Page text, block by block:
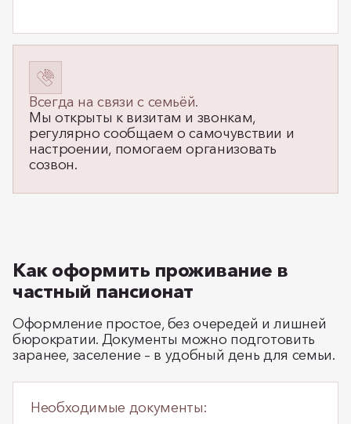
Всегда на связи с семьёй.
Мы открыты к визитам и звонкам,
регулярно сообщаем о самочувствии и
настроении, помогаем организовать
созвон.
Как оформить проживание в
частный пансионат
Оформление простое, без очередей и лишней
бюрократии. Документы можно подготовить
заранее, заселение – в удобный день для семьи.
Необходимые документы: